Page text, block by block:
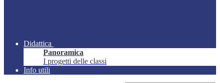
Didattica
Panoramica
I progetti delle classi
Info utili